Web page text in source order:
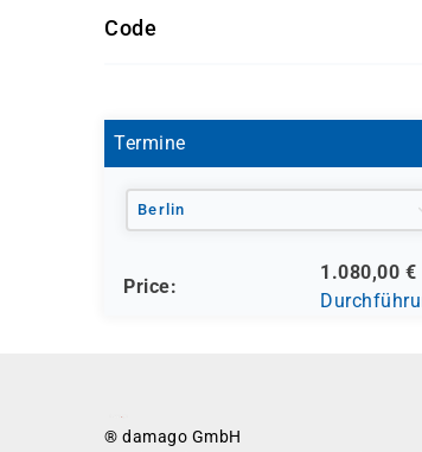
Code
Termine
Berlin
Price:
1.080,00 €
® damago GmbH